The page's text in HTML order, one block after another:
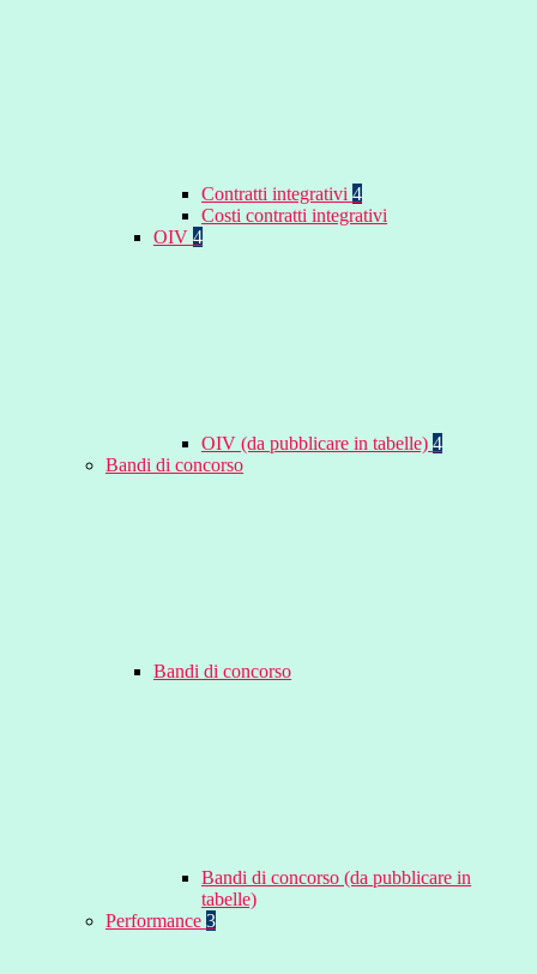
Contratti integrativi 4
Costi contratti integrativi
OIV 4
OIV (da pubblicare in tabelle) 4
Bandi di concorso
Bandi di concorso
Bandi di concorso (da pubblicare in
tabelle)
Performance 3